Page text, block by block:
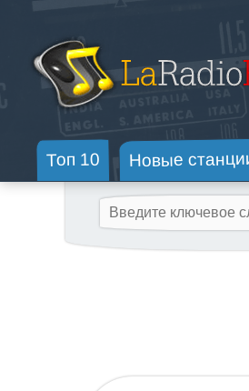
Топ 10 Новые